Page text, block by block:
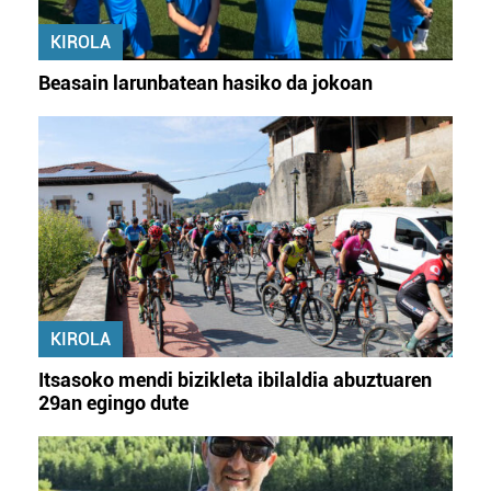
fitxategiak erabiltzen ditu. Zure esperientzia eta
zerbitzuak hobetzeko asmoz, cookie teknologiaz
baliatzen gara. Ohar hau onartuz gero, teknologia hori
erabiltzeko baimen esplizitua ematen diguzu.
KIROLA
Beasain larunbatean hasiko da jokoan
KIROLA
Itsasoko mendi bizikleta ibilaldia abuztuaren
29an egingo dute